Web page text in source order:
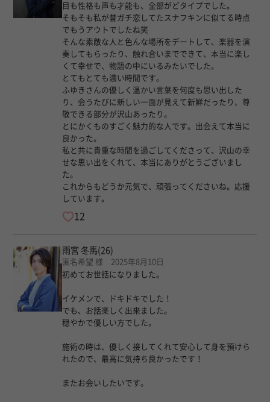
目も性格も声も才能も、全部がどタイプでした。
そもそも私が昔ガチ恋してたスナフキンに似てる時点
でもうアウトでしたね笑
そんな素敵な人と色んな場所をデートして、楽器を演
奏してもらったり、触れ合いまでできて、本当に楽し
くて幸せで、物語の中にいるみたいでした。
とてもとても濃い時間です。
ふゆきさんの優しく温かい言葉を何度も思い出した
り、会うたびに新しい一面が見えて新鮮だったり、尊
敬できる部分が沢山あったり。
とにかくものすごく魅力的な人です。出会えて本当に
良かった。
私と共に貴重な時間を過ごしてくださって、沢山の幸
せな思い出をくれて、本当にありがとうございまし
た。
これからもどうか元気で、頑張ってくださいね。応援
しています。
12
雨宮 冬馬(26)
匿名希望 様 2025年8月10日
初めてお世話になりました。
イケメンで、ドキドキでした！
でも、お話楽しく出来ました。
穏やかで優しい方でした。
施術の時は、優しく接してくれて安心して身を預けら
れたので、最高に気持ち良かったです！
またお会いしたいです。